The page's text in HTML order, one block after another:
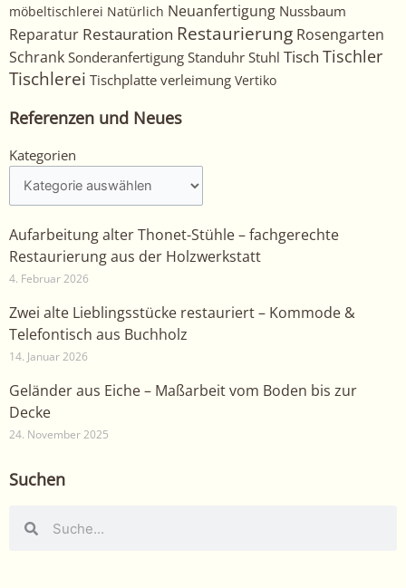
möbeltischlerei Natürlich Neuanfertigung Nussbaum
Reparatur Restauration Restaurierung Rosengarten
Schrank Sonderanfertigung Standuhr Stuhl Tisch Tischler
Tischlerei Tischplatte verleimung Vertiko
Referenzen und Neues
Kategorien
Kategorien
Aufarbeitung alter Thonet-Stühle – fachgerechte
Restaurierung aus der Holzwerkstatt
4. Februar 2026
Zwei alte Lieblingsstücke restauriert – Kommode &
Telefontisch aus Buchholz
14. Januar 2026
Geländer aus Eiche – Maßarbeit vom Boden bis zur
Decke
24. November 2025
Suchen